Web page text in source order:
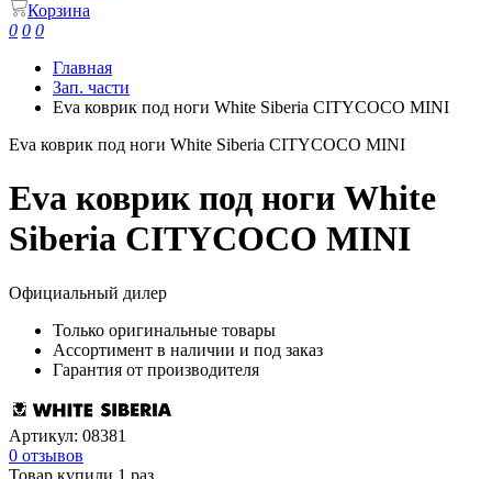
Корзина
0 0 0
Главная
Зап. части
Eva коврик под ноги White Siberia CITYCOCO MINI
Eva коврик под ноги White Siberia CITYCOCO MINI
Eva коврик под ноги White
Siberia CITYCOCO MINI
Официальный дилер
Только оригинальные товары
Ассортимент в наличии и под заказ
Гарантия от производителя
Артикул: 08381
0 отзывов
Товар купили 1 раз